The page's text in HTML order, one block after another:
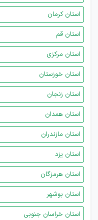
استان کرمان
استان قم
استان مرکزی
استان خوزستان
استان زنجان
استان همدان
استان مازندران
استان یزد
استان هرمزگان
استان بوشهر
استان خراسان جنوبی